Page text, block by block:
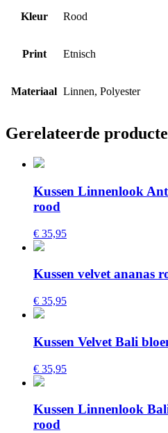
Kleur Rood
Print Etnisch
Materiaal Linnen, Polyester
Gerelateerde
Kussen Linnenlook
rood
€ 35,95
Kussen velvet ananas
€ 35,95
Kussen Velvet Bali
€ 35,95
Kussen Linnenlook
rood